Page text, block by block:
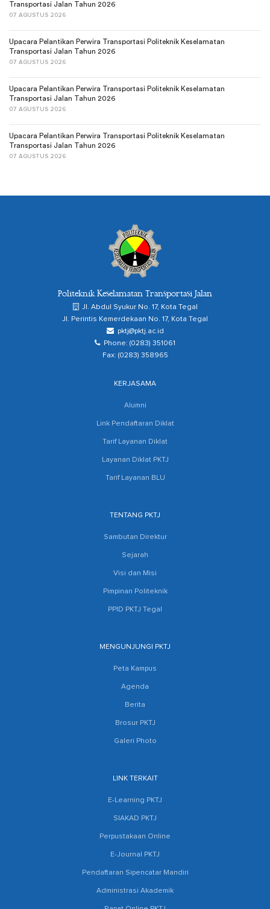
Transportasi Jalan Tahun 2026
07 AGUSTUS 2026
Upacara Pelantikan Perwira Transportasi Politeknik Keselamatan
Transportasi Jalan Tahun 2026
07 AGUSTUS 2026
Upacara Pelantikan Perwira Transportasi Politeknik Keselamatan
Transportasi Jalan Tahun 2026
07 AGUSTUS 2026
Upacara Pelantikan Perwira Transportasi Politeknik Keselamatan
Transportasi Jalan Tahun 2026
07 AGUSTUS 2026
Politeknik Keselamatan Transportasi Jalan
Jl. Abdul Syukur No. 17, Kota Tegal
Jl. Perintis Kemerdekaan No. 17, Kota Tegal
pktj@pktj.ac.id
Phone: (0283) 351061
Fax: (0283) 358965
KERJASAMA
Alumni
Link Pendaftaran Diklat
Tarif Layanan Diklat
Layanan Diklat PKTJ
Tarif Layanan BLU
TENTANG PKTJ
Sambutan Direktur
Sejarah
Visi dan Misi
Pimpinan Politeknik
PPID PKTJ Tegal
MENGUNJUNGI PKTJ
Peta Kampus
Agenda
Berita
Brosur PKTJ
Galeri Photo
LINK TERKAIT
E-Learning PKTJ
SIAKAD PKTJ
Perpustakaan Online
E-Journal PKTJ
Pendaftaran Sipencatar Mandiri
Administrasi Akademik